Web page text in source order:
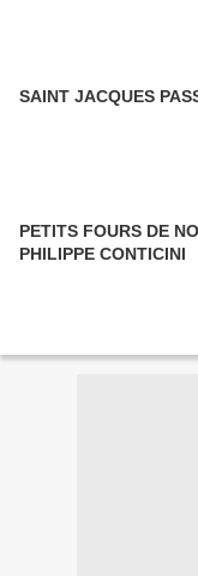
SAINT JACQUES
PETITS FOURS DE
PHILIPPE CONTICINI